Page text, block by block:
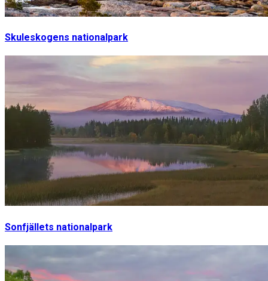
Skuleskogens nationalpark
Sonfjällets nationalpark